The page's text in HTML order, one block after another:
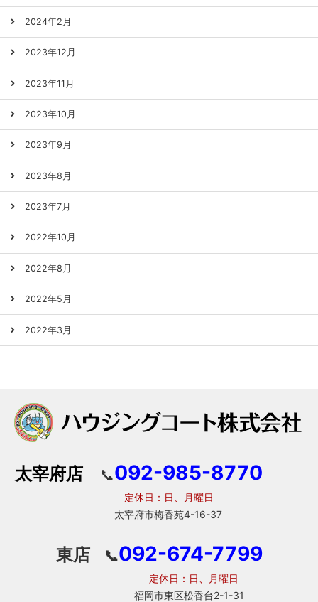
2024年2月
2023年12月
2023年11月
2023年10月
2023年9月
2023年8月
2023年7月
2022年10月
2022年8月
2022年5月
2022年3月
太宰府店 📞092-985-8770
定休日：日、月曜日
太宰府市梅香苑4-16-37
東店 📞092-674-7799
定休日：日、月曜日
福岡市東区松香台2-1-31